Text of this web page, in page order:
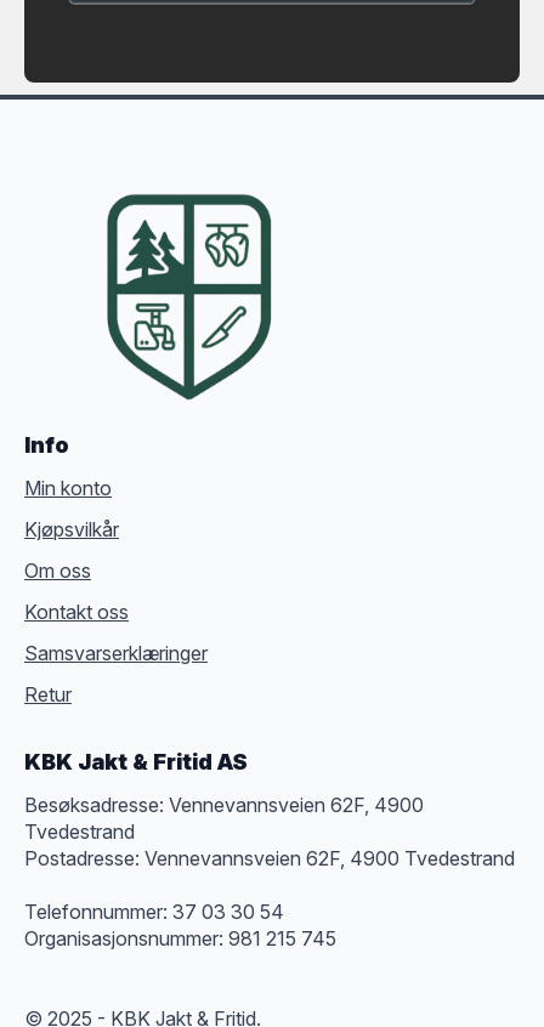
Info
Min konto
Kjøpsvilkår
Om oss
Kontakt oss
Samsvarserklæringer
Retur
KBK Jakt & Fritid AS
Besøksadresse: Vennevannsveien 62F, 4900
Tvedestrand
Postadresse: Vennevannsveien 62F, 4900 Tvedestrand
Telefonnummer: 37 03 30 54
Organisasjonsnummer: 981 215 745
© 2025 - KBK Jakt & Fritid.